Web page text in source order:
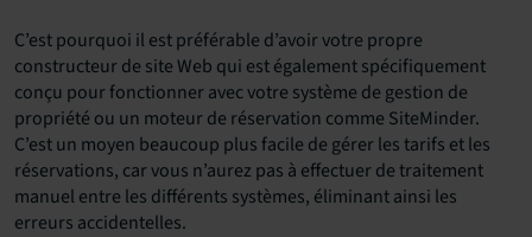
C’est pourquoi il est préférable d’avoir votre propre
constructeur de site Web qui est également spécifiquement
conçu pour fonctionner avec votre système de gestion de
propriété ou un moteur de réservation comme SiteMinder.
C’est un moyen beaucoup plus facile de gérer les tarifs et les
réservations, car vous n’aurez pas à effectuer de traitement
manuel entre les différents systèmes, éliminant ainsi les
erreurs accidentelles.